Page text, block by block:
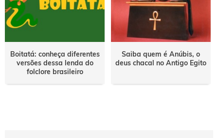
Boitatá: conheça diferentes
versões dessa lenda do
folclore brasileiro
Saiba quem é Anúbis, o
deus chacal no Antigo Egito